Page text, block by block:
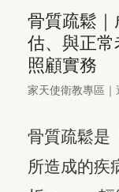
骨質疏鬆
估、與正常
照顧實務
家天使衛教專區
骨質疏鬆是
所造成的疾